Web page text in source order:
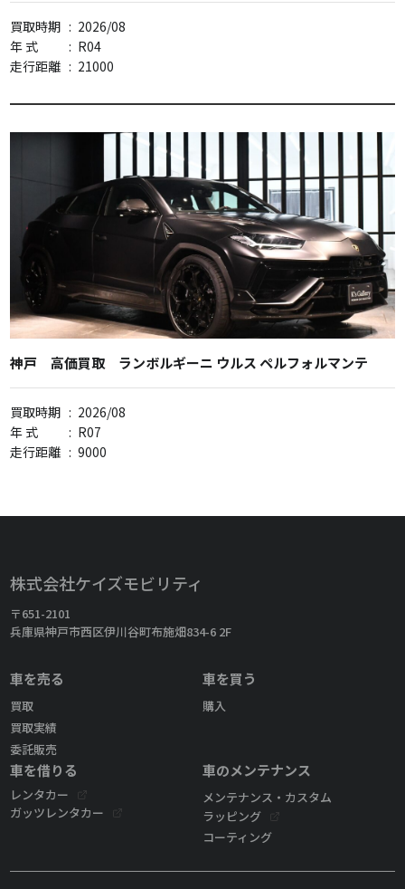
買取時期 : 2026/08
年 式
: R04
走行距離 : 21000
神戸 高価買取 ランボルギーニ ウルス ペルフォルマンテ
買取時期 : 2026/08
年 式
: R07
走行距離 : 9000
株式会社ケイズモビリティ
〒651-2101
兵庫県神戸市西区伊川谷町布施畑834-6 2F
車を売る
買取
買取実績
委託販売
車を買う
購入
車を借りる
レンタカー
ガッツレンタカー
車のメンテナンス
メンテナンス・カスタム
ラッピング
コーティング